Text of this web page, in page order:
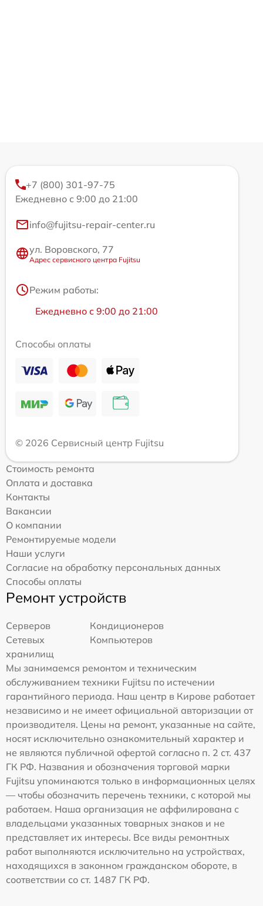
+7 (800) 301-97-75
Ежедневно с 9:00 до 21:00
info@fujitsu-repair-center.ru
ул. Воровского, 77
Адрес сервисного центра Fujitsu
Режим работы:
Ежедневно с 9:00 до 21:00
Способы оплаты
© 2026 Сервисный центр Fujitsu
Стоимость ремонта
Оплата и доставка
Контакты
Вакансии
О компании
Ремонтируемые модели
Наши услуги
Согласие на обработку персональных данных
Способы оплаты
Ремонт устройств
Серверов
Кондиционеров
Сетевых
хранилищ
Компьютеров
Мы занимаемся ремонтом и техническим
обслуживанием техники Fujitsu по истечении
гарантийного периода. Наш центр в Кирове работает
независимо и не имеет официальной авторизации от
производителя. Цены на ремонт, указанные на сайте,
носят исключительно ознакомительный характер и
не являются публичной офертой согласно п. 2 ст. 437
ГК РФ. Названия и обозначения торговой марки
Fujitsu упоминаются только в информационных целях
— чтобы обозначить перечень техники, с которой мы
работаем. Наша организация не аффилирована с
владельцами указанных товарных знаков и не
представляет их интересы. Все виды ремонтных
работ выполняются исключительно на устройствах,
находящихся в законном гражданском обороте, в
соответствии со ст. 1487 ГК РФ.